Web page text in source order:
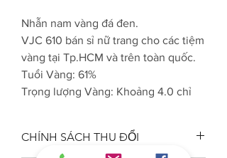
Nhẫn nam vàng đá đen.
VJC 610 bán sỉ nữ trang cho các tiệm
vàng tại Tp.HCM và trên toàn quốc.
Tuổi Vàng: 61%
Trọng lượng Vàng: Khoảng 4.0 chỉ
CHÍNH SÁCH THU ĐỔI